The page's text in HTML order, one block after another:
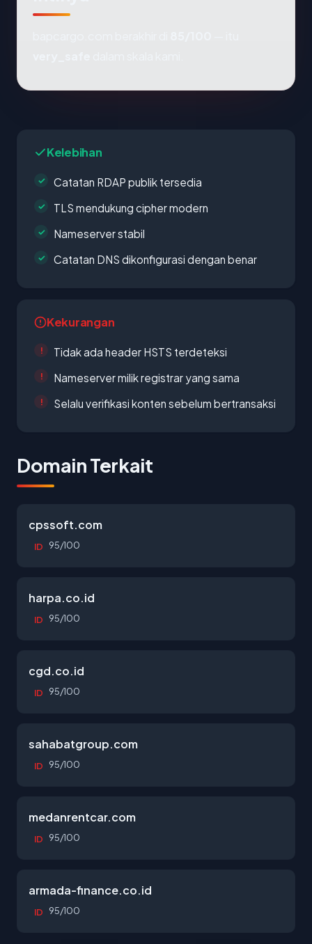
Kelebihan
Catatan RDAP publik tersedia
TLS mendukung cipher modern
Nameserver stabil
Catatan DNS dikonfigurasi dengan benar
Kekurangan
Tidak ada header HSTS terdeteksi
Nameserver milik registrar yang sama
Selalu verifikasi konten sebelum bertransaksi
Domain Terkait
cpssoft.com
ID 95/100
harpa.co.id
ID 95/100
cgd.co.id
ID 95/100
sahabatgroup.com
ID 95/100
medanrentcar.com
ID 95/100
armada-finance.co.id
ID 95/100